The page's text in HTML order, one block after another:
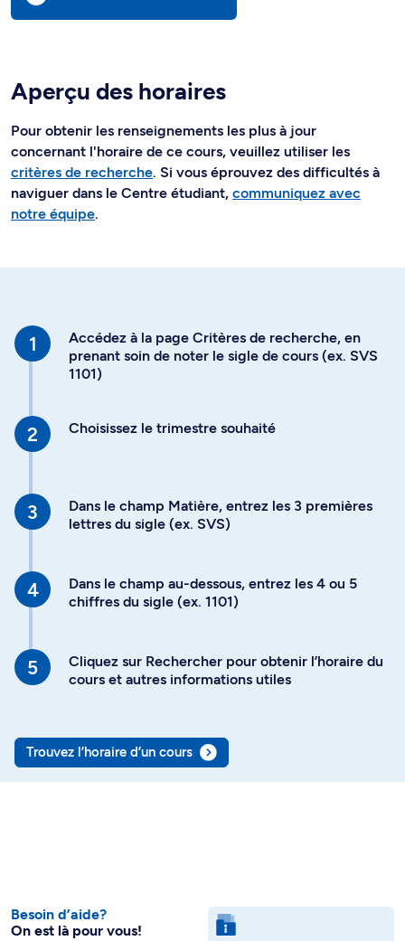
Aperçu des horaires
Pour obtenir les renseignements les plus à jour
concernant l'horaire de ce cours, veuillez utiliser les
critères de recherche. Si vous éprouvez des difficultés à
naviguer dans le Centre étudiant, communiquez avec
notre équipe.
Accédez à la page Critères de recherche, en
prenant soin de noter le sigle de cours (ex. SVS
1101)
Choisissez le trimestre souhaité
Dans le champ Matière, entrez les 3 premières
lettres du sigle (ex. SVS)
Dans le champ au-dessous, entrez les 4 ou 5
chiffres du sigle (ex. 1101)
Cliquez sur Rechercher pour obtenir l’horaire du
cours et autres informations utiles
Trouvez l’horaire d’un cours
Besoin d’aide?
On est là pour vous!